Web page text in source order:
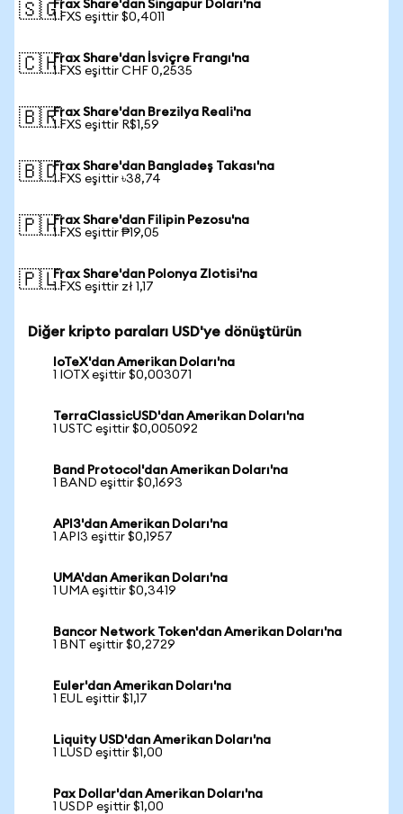
🇸🇬Frax Share'dan Singapur Doları'na
1 FXS eşittir $0,4011
🇨🇭Frax Share'dan İsviçre Frangı'na
1 FXS eşittir CHF 0,2535
🇧🇷Frax Share'dan Brezilya Reali'na
1 FXS eşittir R$1,59
🇧🇩Frax Share'dan Bangladeş Takası'na
1 FXS eşittir ৳38,74
🇵🇭Frax Share'dan Filipin Pezosu'na
1 FXS eşittir ₱19,05
🇵🇱Frax Share'dan Polonya Zlotisi'na
1 FXS eşittir zł 1,17
Diğer kripto paraları USD'ye dönüştürün
IoTeX'dan Amerikan Doları'na
1 IOTX eşittir $0,003071
TerraClassicUSD'dan Amerikan Doları'na
1 USTC eşittir $0,005092
Band Protocol'dan Amerikan Doları'na
1 BAND eşittir $0,1693
API3'dan Amerikan Doları'na
1 API3 eşittir $0,1957
UMA'dan Amerikan Doları'na
1 UMA eşittir $0,3419
Bancor Network Token'dan Amerikan Doları'na
1 BNT eşittir $0,2729
Euler'dan Amerikan Doları'na
1 EUL eşittir $1,17
Liquity USD'dan Amerikan Doları'na
1 LUSD eşittir $1,00
Pax Dollar'dan Amerikan Doları'na
1 USDP eşittir $1,00